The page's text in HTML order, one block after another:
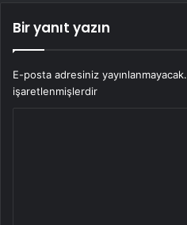
Bir yanıt yazın
E-posta adresiniz yayınlanmayacak.
işaretlenmişlerdir